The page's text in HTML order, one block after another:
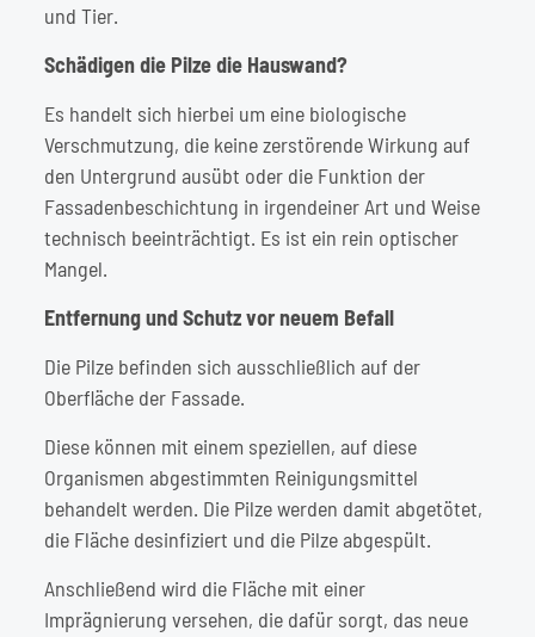
und Tier.
Schädigen die Pilze die Hauswand?
Es handelt sich hierbei um eine biologische
Verschmutzung, die keine zerstörende Wirkung auf
den Untergrund ausübt oder die Funktion der
Fassadenbeschichtung in irgendeiner Art und Weise
technisch beeinträchtigt. Es ist ein rein optischer
Mangel.
Entfernung und Schutz vor neuem Befall
Die Pilze befinden sich ausschließlich auf der
Oberfläche der Fassade.
Diese können mit einem speziellen, auf diese
Organismen abgestimmten Reinigungsmittel
behandelt werden. Die Pilze werden damit abgetötet,
die Fläche desinfiziert und die Pilze abgespült.
Anschließend wird die Fläche mit einer
Imprägnierung versehen, die dafür sorgt, das neue